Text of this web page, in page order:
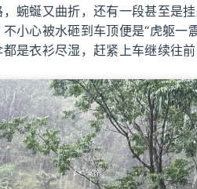
蜿蜒又曲折，还有一段甚至是
小心被水砸到车顶便是“虎躯一
是衣衫尽湿，赶紧上车继续往前